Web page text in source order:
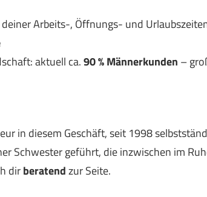
Arbeits-, Öffnungs- und
aktuell ca.90 % Männerkunden –
in diesem Geschäft, seit 1998
Schwester geführt, die inzwischen im
dirberatendzur Seite.